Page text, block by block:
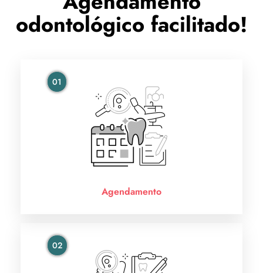
odontológico facilitado!
01
Agendamento
02